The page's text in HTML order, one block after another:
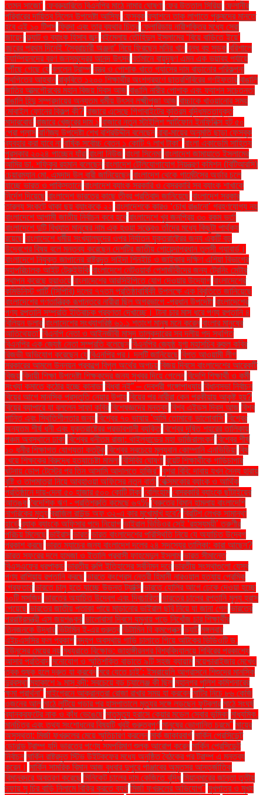
তেমন সাজো’ ফেব্রুয়ারিতে বিএনপির মাঠে নামার ঘোষণা ফের উত্তাল সিরিয়া ফেলানীর
পরিবারের দায়িত্ব নিলেন উপদেষ্টা আসিফ ফেসবুক ফ্যাশনে তাক লাগাতে পুরুষদের মানতে
হবে এই ১০ টিপস ফ্রিদা এবং তার ব্যথার চিত্র ফ্লোরিডায় নারীশক্তির মধ্যে সেরা
জায়েদ ফ্ল্যাট ও ব্যাংক হিসাব জব্দ বইমেলায় তৌহিদুল ইসলামের ‘বিয়ে বাড়িতে ইয়ে’
বছরের প্রথম দিনেই ‘স্বৈরাচারী অঞ্জনা’ নিয়ে ফিরছেন মনির খান বন্ধ বহু সড়ক বরিশালে
চ্যাম্পিয়নদের বরণ জনসমুদ্রের আনন্দ উৎসব বর্তমানে বায়ুদূষণ এমন এক ভয়াবহ পর্যায়ে
পৌঁছে গেছে যে বললেন ট্রাম্প বস্ত্র ও পোশাক খাতে গ্যাসের দাম বাড়ানোর পরিকল্পনা
স্থগিতের আহ্বান বাকৃবিতে ১২০০ শিক্ষার্থীর অংশগ্রহণে ছাত্রশিবিরের গণইফতার বাঙালি
জাতির আত্মগৌরবের মহান বিজয় দিবস আজ বাঙালি নারীর পোশাক এবং ফ্যাশন সচেতনতা
বাঙালি হিন্দু সম্প্রদায়ের অন্যতম ধর্মীয় উৎসব লক্ষ্মীপূজা আজ বাচ্চাকে খাওয়ানোর সময়
মোবাইল ফোনের বিকল্প কী? বাজারে এসেছে গিগাবাইটের কৃত্রিম বুদ্ধিমত্তাযুক্ত
মাদারবোর্ড বাজারে খেজুরের দাম ১ বাজারে নতুন স্টাইলিশ স্মার্টফোন ইনফিনিক্স হট ৫০
প্রো প্লাস বাণিজ্য উপদেষ্টা শেখ বশিরউদ্দীন বলেছেন বাবা-মায়ের অনুমতি ছাড়া ফেসবুক
ব্যবহার করা যাবে না বার্ষিক সর্বোচ্চ বেতন ১ কোটি ৭ লাখ টাকা" বাংলা একাডেমি সাহিত্য
পুরস্কার ২০২৪ পাচ্ছেন যাঁরা বাংলা নিউজ বাংলা সিনেমা বাংলাদেশ জামায়াতে ইসলামের
আমির ডা. শফিকুর রহমান বলেছেন বাংলাদেশ টেলিযোগাযোগ নিয়ন্ত্রণ কমিশন (বিটিআরসি)
চেয়ারম্যান মো. এমদাদ উল বারী জানিয়েছেন বাংলাদেশ থেকে গার্মেন্টসের অর্ডার চলে
যাচ্ছে ভারত ও পাকিস্তানে বাংলাদেশ ব্যাংক সরকারি ও বেসরকারি সব ব্যাংক শাখাকে
নির্দেশ দিয়েছে বাংলাদেশ ভারতের কাছে তীব্র প্রতিবাদ জানিয়েছে বাংলাদেশ সরকার
তারল্য সংকটে থাকা ছয় ব্যাংককে ২২ বাংলাদেশকে কারও ‘চোখ রাঙানো’ গ্রহণযোগ্য নয়
বাংলাদেশে আগামী জাতীয় নির্বাচন কবে হবে বাংলাদেশে খুব জনপ্রিয় ৩০ রকম ভর্তা
বাংলাদেশে দুটি বিখ্যাত মানুষের নাম এক হওয়া সত্ত্বেও তাঁদের মধ্যে কিছুটা পার্থক্য
রয়েছে বাংলাদেশে ধর্মীয় সংখ্যালঘুদের ওপর নির্যাতন যুক্তরাষ্ট্রের জন্য একটি বড়
উদ্বেগের বিষয় বলে মন্তব্য করেছেন দেশটির জাতীয় গোয়েন্দাপ্রধান তুলসী গ্যাবার্ড।
বাংলাদেশে নিযুক্ত জাপানের রাষ্ট্রদূত সাইদা শিনইচি ও জাইকার দক্ষিণ এশিয়া বিভাগের
মহাপরিচালক আইট টেরুইউকি বাংলাদেশে নেটওয়ার্ক পেশাজীবীদের জন্য ট্রেনিং সেন্টার
স্থাপন করেছে হুয়াওয়ে বাংলাদেশের আরসিইপিতে যোগ দেওয়ার উদ্যোগ বাংলাদেশের
কমিউনিস্ট পার্টি (সিপিবি) দলের ৭৭তম প্রতিষ্ঠাবার্ষিকী উপলক্ষে এক বিবৃতিতে জানিয়েছে
বাংলাদেশের গণতান্ত্রিক রূপান্তরে নারীরা ছিল অগ্রভাগে -প্রধান উপদেষ্টা বাংলাদেশের
পণ্য রপ্তানি সম্প্রতি ইতিবাচক প্রবণতা দেখাচ্ছে। টানা চার মাস ধরে পণ্য রপ্তানি ৪
বিলিয়ন ডলার বাংলাদেশের সংখ্যাগরিষ্ঠ ৬১.১ শতাংশ মানুষ মনে করেন বাংলার মানুষের
আতিথেয়তা' বিএনপি নেতা ও আইনজীবী মাসুদ তালুকদারের সব দলীয় পদ স্থগিত
বিএনপির এক জ্যেষ্ঠ নেতা সম্প্রতি বলেছেন বিএনপির জ্যেষ্ঠ যুগ্ম মহাসচিব রুহুল কবির
রিজভী অভিযোগ করেছেন যে বিএনপির পর। দলটি জানিয়েছে বিগত আওয়ামী লীগ
সরকারের আমলে উন্নয়ন প্রকল্পে বিপুল অর্থের অপচয় বিজয় দিবসে বাংলাদেশের আরেকটি
বিজয় বিদায়ী শিক্ষা উপদেষ্টা শিক্ষকদের জন্য সুখবর দিয়ে গেলেন বিদেশি শিক্ষার্থী ও কর্মী
সংখ্যা কমাতে কঠোর হচ্ছে কানাডা বিধবা নই” – দেবশ্রী গঙ্গোপাধ্যায় বিধানসভা নির্বাচন
বিয়ের আগে মানসিক প্রস্তুতি নেয়ার উপায় বিয়ের পর নারীরা কেন পরকীয়ায় আকৃষ্ট হয়?
বিয়ের ব্যাপারে যা বললেন সাফা কবির বিশেষজ্ঞদের মন্তব্য বিশ্ব এইডস দিবস আজ বিশ্ব
শান্তি এবং স্থিতিশীলতার জন্য বিশ্বের ৭০ ভাষায় 'আমি তোমাকে ভালোবাসি' বিশ্বের
অন্যতম শীর্ষ ধনী এবং যুক্তরাষ্ট্রের প্রভাবশালী ব্যক্তি বিশ্বের দূষিত শহরের তালিকায়
পঞ্চম অবস্থানে ঢাকা বিশ্বের ধনীতম রাজা: থাইল্যান্ডের মহা ভাজিরালংকর্ন বিশ্বের শীর্ষ
১০ ধনীর শিক্ষাগত যোগ্যতা কতটুকু বিশ্বের সবচেয়ে মূল্যবান কোম্পানি এনভিডিয়া বিষ
খেয়ে শিক্ষকের বিরুদ্ধে হত্যাচেষ্টা মামলা বিসিবির ঘোষণা বুয়েট শিক্ষার্থীকে গাড়িচাপার
ঘটনায় ডোপ টেস্টের পর তিন আসামি আদালতে হাজির" বুশরা বিবি: দাবায় যখন সৈন্য হারায়
বৃষ্টি ও তাপমাত্রা নিয়ে আবহাওয়া অফিসের নতুন বার্তা বেক্সিমকোর ব্যাংক ও আর্থিক
প্রতিষ্ঠানে দায়-দেনা ৫০ হাজার ৫০০ কোটি টাকা বেলিংহাম বেসরকারি ব্যাংকে ছাঁটাইয়ের
আতঙ্ক বৈদেশিক ঋণ - প্রতিশ্রুতি কমেছে ৬৭% বৈরুতের বিমান হামলায় বাংলাদেশি
নাগরিকের মৃত্যু ব্রাজিল রাউন্ড অফ ৩২-এ কার মুখোমুখি হবে? ব্রিটিশ লেখক সামান্থা
হার্ভে ব্র্যাক ব্যাংকে অফিসার পদে নিয়োগ ভাইরাল ভিডিওর সেই ‘রহস্যময়ী’ তরুণীর
পরিচয় মিলেছে ভাইরাস ভারত ভারত বাংলাদেশের পরিস্থিতি নিয়ে যে অযাচিত উদ্বেগ
প্রকাশ করছে ভারত ম্যাচের জন্য বাংলাদেশ দলের ২৪ সদস্যের তালিকা: কারা আছেন?
ভারত সফরের দলে হামজা ও ইতালি প্রবাসী ফাহমেদুল ইসলাম ভারত সীমান্তে
বিএসএফের ধরপাকড় ভারতীয় রুপি ইতিহাসের সর্বনিম্ন দরে ভারতীয় সংস্থাগুলো যেসব
পণ্য রাশিয়ায় রপ্তানি করছে ভারতে কংগ্রেস নেত্রী হিমানী নারওয়াল হত্যায় প্রেমিক
গ্রেফতার ভারতে চালু হতে যাচ্ছে উড়ন্ত ট্যাক্সি ভারতে হোলির আগে ঢেকে দেওয়া হচ্ছে
১০টি মসজিদ ভারতের অযাচিত উদ্বেগ এবং দ্বিচারিতা ভারতের চালের রপ্তানি মূল্য হ্রাস
পেয়েছে ভারতের জাতীয় পতাকা পায়ে মাড়ানোর ভাইরাল ছবি নিয়ে যা জানা গেল ভারতের
পররাষ্ট্রমন্ত্রী এস জয়শঙ্কর ভালোবাসা দিবসে যমুনায় পড়ে নিখোঁজ চার শিক্ষার্থীর
তিনজনকে উদ্ধার ভিটামিন ই-এর গুরুত্ব ভিটামিন বি কমপ্লেক্স ভ্যাট মঙ্গলবার
এইচএসসির ফল প্রকাশ মদ্যপ অবস্থায় গাড়ি চালাতে গিয়ে আটকের ভিডিওটি ড.
ইউনূসের মেয়ের নয় মধ্যরাতে বিক্ষোভ: জাহাঙ্গীরনগর বিশ্ববিদ্যালয়ে শিবিরের প্রকাশ্যে
আসার প্রতিবাদ মনোযোগ ও স্মৃতিশক্তি বাড়াতে ৯টি সহজ ব্যায়াম ময়েশ্চারাইজার মেখেও
ত্বক শুষ্ক হলে দ্রুত যা করবেন মরে যেতে চাই’: ইসরায়েলি আগ্রাসনে শিশুদের মানসিক
দুরবস্থা মহাকাশে ৯ মাস বন্দী: সবচেয়ে বড় চ্যালেঞ্জ কী ছিল মহানগর পুলিশ কমিশনারের
ক্ষমা প্রার্থনা" মাইগ্রেনে আক্রান্তরা রোজা রাখার সময় যা করবেন মাটির নিচে ৮৬ কেজি
ওজনের আলু মাঠে লুটিয়ে পড়ার পর হাসপাতালে মৃত্যুর সঙ্গে লড়ছেন ফুটবলার মাঠে সংঘর্ষ
ব্যানক্রফটের নাক ও কাঁধ ভেঙেছে মাতৃমৃত্যু হ্রাসে কেয়ার মডেল সেবার ভূমিকা মাধ্যমিক.
মানচিত্র এবং তথ্য সংশোধনের বিষয়টি খুবই গুরুত্বপূর্ণ মানুষের ভোগান্তি চরমে" মায়ের
অসুস্থতা: মির্জা ফখরুলের মেয়ে স্মৃতিচারণ করলেন মার্ক জাকারবার্গ মার্কিন প্রেসিডেন্ট
ডোনাল্ড ট্রাম্প যদি ভারতের পণ্যে সমপরিমাণ শুল্ক আরোপ করেন মার্কিন প্রেসিডেন্ট
নির্বাচন মার্কিন রাষ্ট্রদূত স্টিভ উইটকফের মধ্যে অনুষ্ঠিত বৈঠকের পর ট্রাম্প এ মন্তব্য
করেন। মার্কিন সামরিক বিমান আজ বুধবার দুপুরে পাঞ্জাবের অমৃতসর আন্তর্জাতিক
বিমানবন্দরে অবতরণ করেছে মিনিকেট চালের দাম কেজিতে বৃদ্ধি মিয়ানমারের জান্তা তৃতীয়
দফায় সু চির বাড়ি নিলামে বিক্রি করতে ব্যর্থ মির্জা ফখরুলের অভিযোগ" মুখপাত্র ও মুখ্য